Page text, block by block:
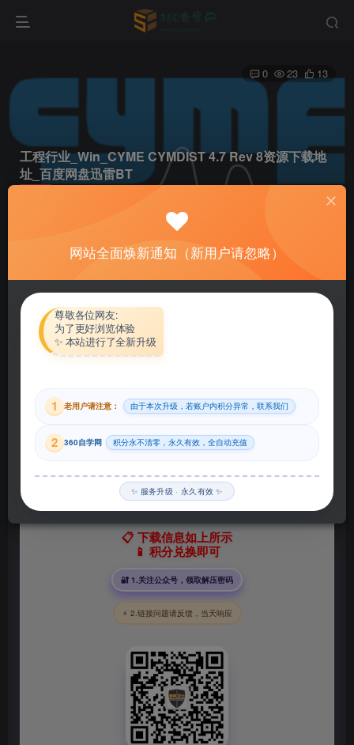
工程行业_Win_CYME CYMDIST 4.7 Rev 8资源下载地
址_百度网盘迅雷BT
0 23 13
热心网友 关注
此内容为付费资源，请付费后查看
29积分
付费资源
📋 下载信息如上所示
📱 积分兑换即可
🔐 1.关注公众号，领取解压密码
⚡ 2.链接问题请反馈，当天响应
网站全面焕新通知（新用户请忽略）
尊敬各位网友:
为了更好浏览体验
✨ 本站进行了全新升级
1 老用户请注意： 由于本次升级，若账户内积分异常，联系我们
2 360自学网 积分永不清零，永久有效，全自动充值
✨ 服务升级 · 永久有效 ✨